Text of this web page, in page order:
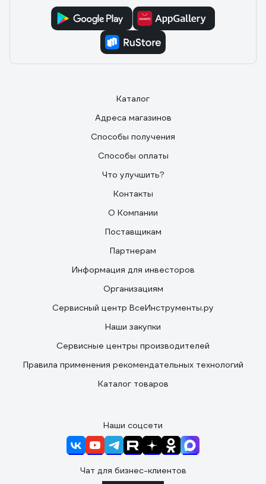
Каталог
Адреса магазинов
Способы получения
Способы оплаты
Что улучшить?
Контакты
О Компании
Поставщикам
Партнерам
Информация для инвесторов
Организациям
Сервисный центр ВсеИнструменты.ру
Наши закупки
Сервисные центры производителей
Правила применения рекомендательных технологий
Каталог товаров
Наши соцсети
Чат для бизнес-клиентов